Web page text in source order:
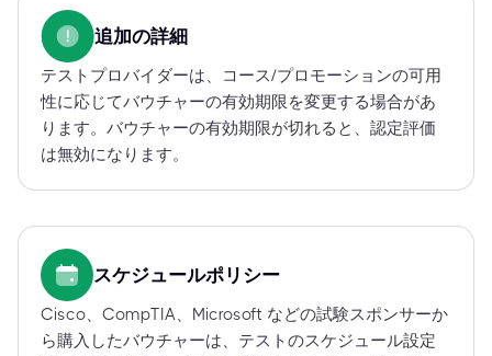
追加の詳細
テストプロバイダーは、コース/プロモーションの可用
性に応じてバウチャーの有効期限を変更する場合があ
ります。バウチャーの有効期限が切れると、認定評価
は無効になります。
スケジュールポリシー
Cisco、CompTIA、Microsoft などの試験スポンサーか
ら購入したバウチャーは、テストのスケジュール設定